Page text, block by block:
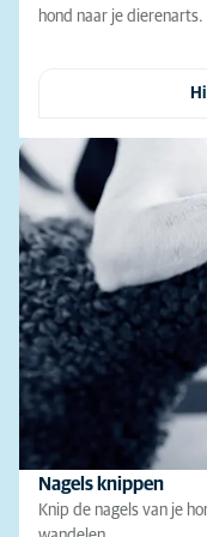
hond naar je dierenarts.
Nagels knippen
Knip de nagels van je